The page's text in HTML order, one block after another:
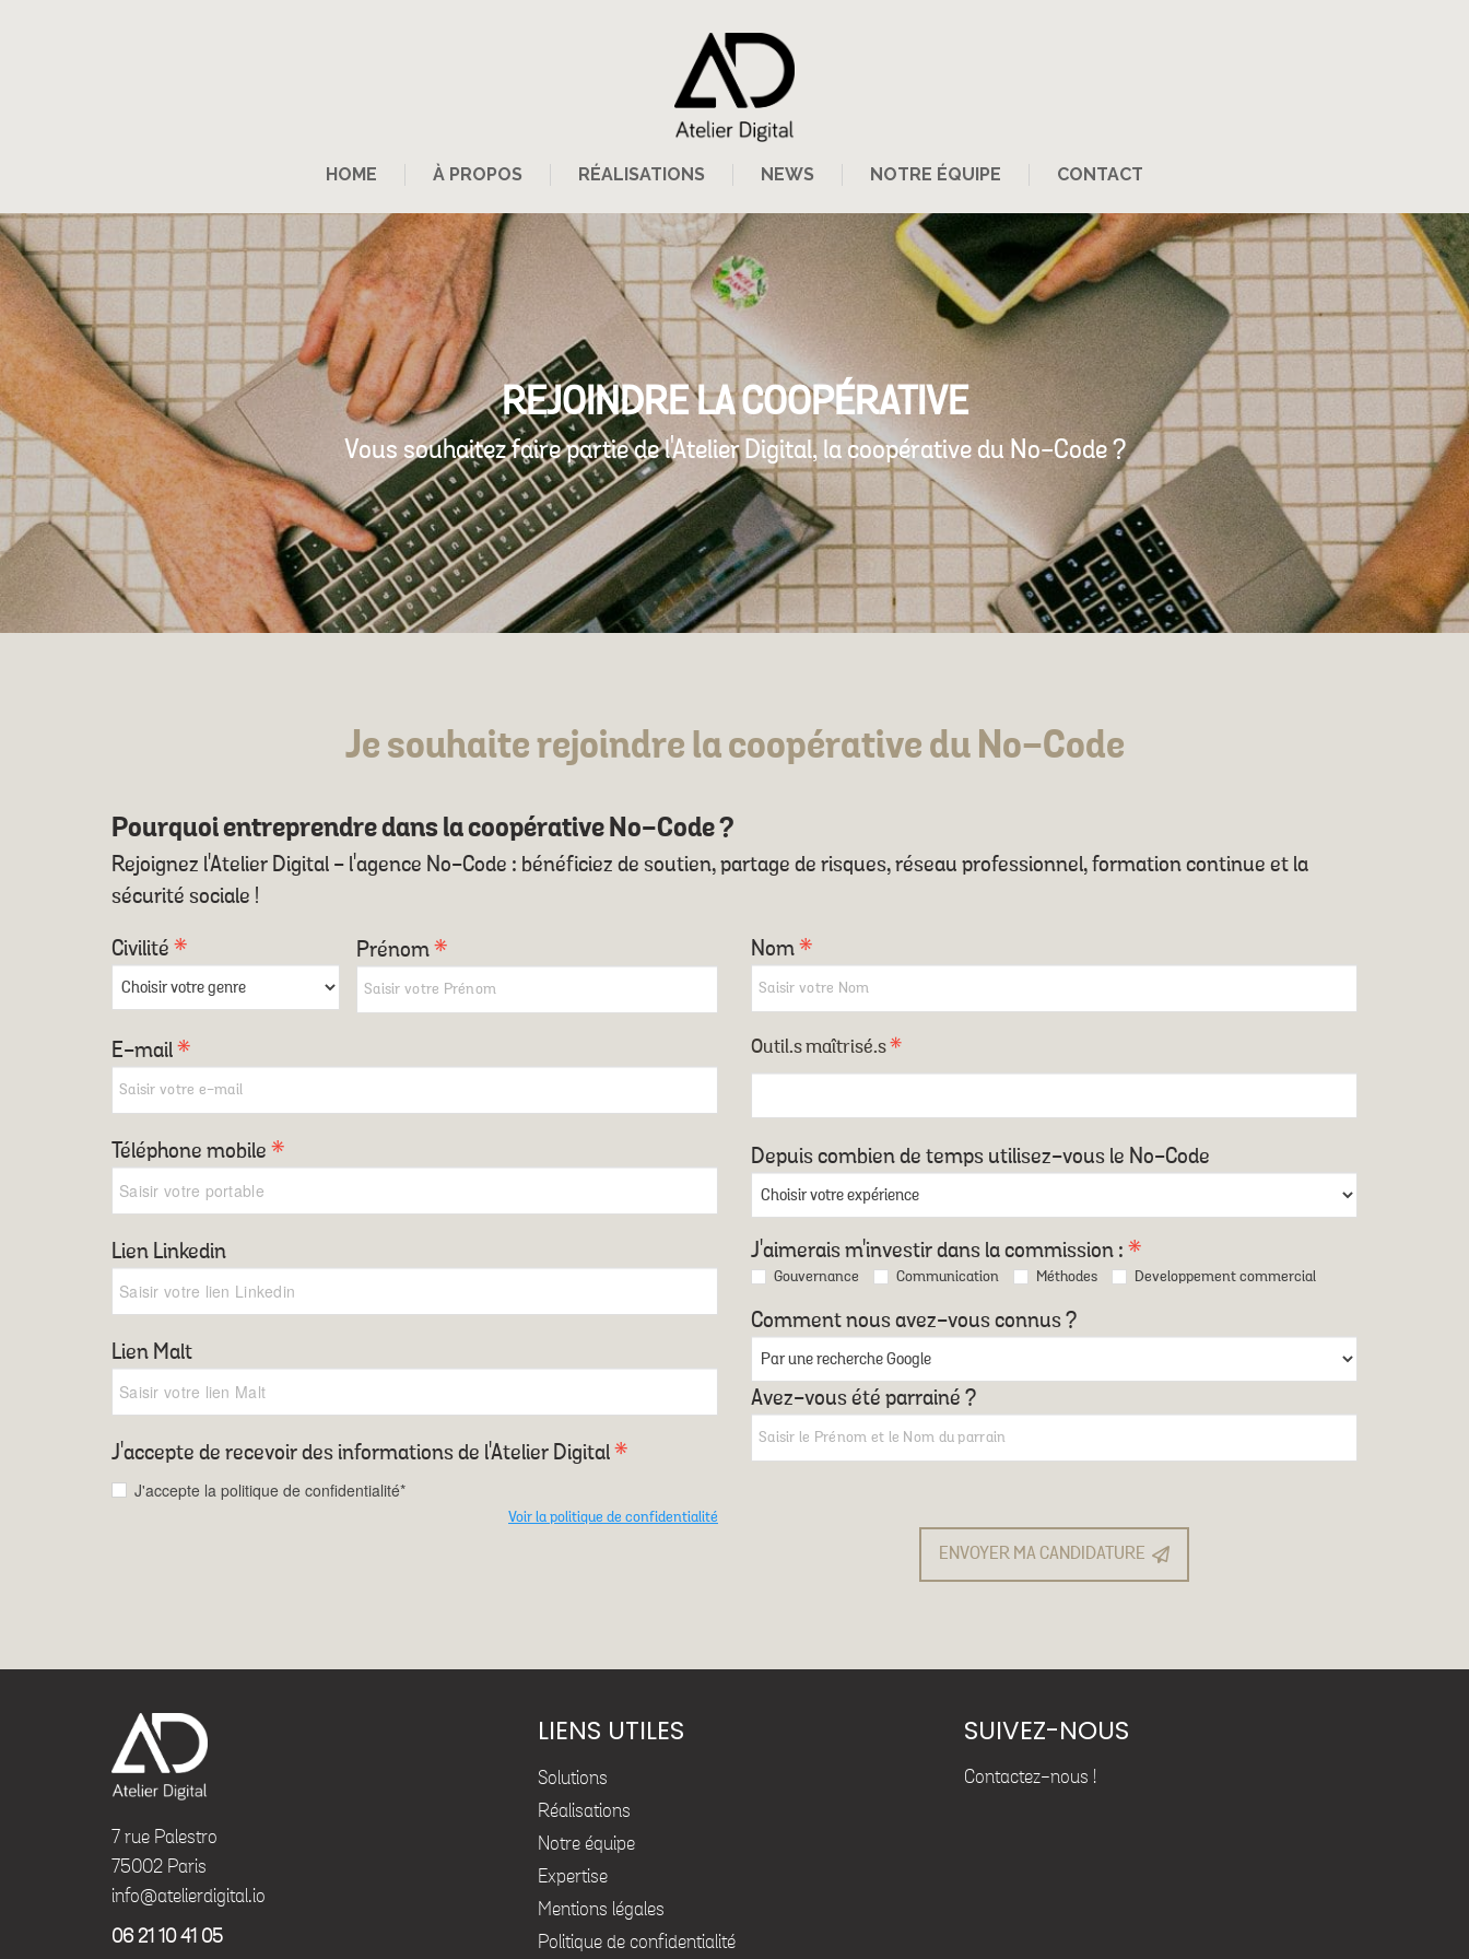
HOME À PROPOS RÉALISATIONS NEWS NOTRE ÉQUIPE CONTACT
REJOINDRE LA COOPÉRATIVE
Vous souhaitez faire partie de l'Atelier Digital, la coopérative du No-Code ?
Je souhaite rejoindre la coopérative du No-Code
Pourquoi entreprendre dans la coopérative No-Code ?
Rejoignez l'Atelier Digital - l'agence No-Code : bénéficiez de soutien, partage de risques, réseau professionnel, formation continue et la
sécurité sociale !
Civilité * Prénom *
E-mail *
Téléphone mobile *
Lien Linkedin
Lien Malt
J'accepte de recevoir des informations de l'Atelier Digital *
J'accepte la politique de confidentialité*
Voir la politique de confidentialité
Nom *
Outil.s maîtrisé.s*
Depuis combien de temps utilisez-vous le No-Code
J'aimerais m'investir dans la commission : *
Gouvernance Communication Méthodes Developpement commercial
Comment nous avez-vous connus ?
Avez-vous été parrainé ?
ENVOYER MA CANDIDATURE
7 rue Palestro
75002 Paris
info@atelierdigital.io
06 21 10 41 05
LIENS UTILES
Solutions
Réalisations
Notre équipe
Expertise
Mentions légales
Politique de confidentialité
SUIVEZ-NOUS
Contactez-nous !